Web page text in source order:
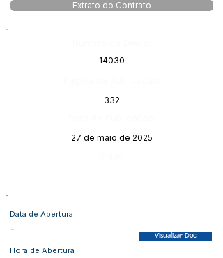
Extrato do Contrato
14030
332
27 de maio de 2025
Data de Abertura
-
Hora de Abertura
Visualizar Doc